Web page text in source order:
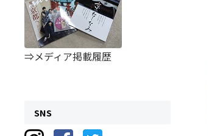
⇒メディア掲載履歴
SNS